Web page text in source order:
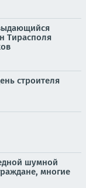
Тирасполя
строителя
шумной
многие